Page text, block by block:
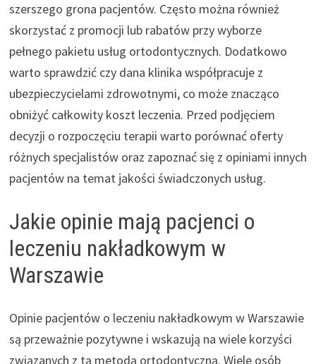
szerszego grona pacjentów. Często można również
skorzystać z promocji lub rabatów przy wyborze
pełnego pakietu usług ortodontycznych. Dodatkowo
warto sprawdzić czy dana klinika współpracuje z
ubezpieczycielami zdrowotnymi, co może znacząco
obniżyć całkowity koszt leczenia. Przed podjęciem
decyzji o rozpoczęciu terapii warto porównać oferty
różnych specjalistów oraz zapoznać się z opiniami innych
pacjentów na temat jakości świadczonych usług.
Jakie opinie mają pacjenci o
leczeniu nakładkowym w
Warszawie
Opinie pacjentów o leczeniu nakładkowym w Warszawie
są przeważnie pozytywne i wskazują na wiele korzyści
związanych z tą metodą ortodontyczną. Wiele osób